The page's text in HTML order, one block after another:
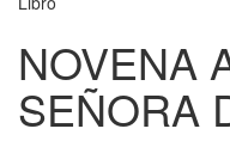
NOVENA
SEÑORA